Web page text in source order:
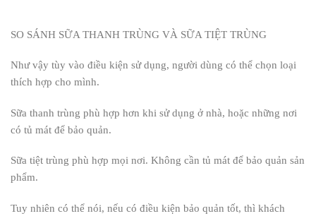
SO SÁNH SỮA THANH TRÙNG VÀ SỮA TIỆT TRÙNG
Như vậy tùy vào điều kiện sử dụng, người dùng có thể chọn loại
thích hợp cho mình.
Sữa thanh trùng phù hợp hơn khi sử dụng ở nhà, hoặc những nơi
có tủ mát để bảo quản.
Sữa tiệt trùng phù hợp mọi nơi. Không cần tủ mát để bảo quản sản
phẩm.
Tuy nhiên có thể nói, nếu có điều kiện bảo quản tốt, thì khách